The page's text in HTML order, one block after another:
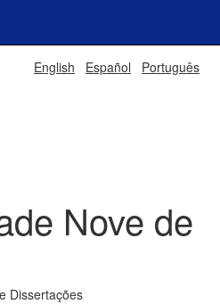
English Español Português
Nove de
Dissertações